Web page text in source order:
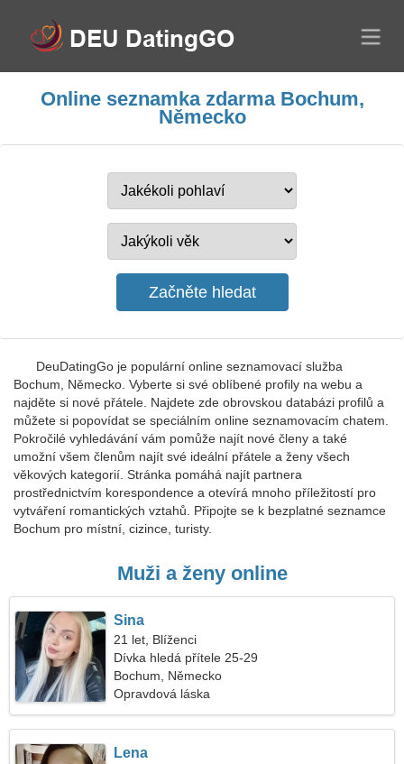
Online seznamka zdarma Bochum,
Německo
DeuDatingGo je populární online seznamovací služba
Bochum, Německo. Vyberte si své oblíbené profily na webu a
najděte si nové přátele. Najdete zde obrovskou databázi profilů a
můžete si popovídat se speciálním online seznamovacím chatem.
Pokročilé vyhledávání vám pomůže najít nové členy a také
umožní všem členům najít své ideální přátele a ženy všech
věkových kategorií. Stránka pomáhá najít partnera
prostřednictvím korespondence a otevírá mnoho příležitostí pro
vytváření romantických vztahů. Připojte se k bezplatné seznamce
Bochum pro místní, cizince, turisty.
Muži a ženy online
Sina
21 let, Blíženci
Dívka hledá přítele 25-29
Bochum, Německo
Opravdová láska
Lena